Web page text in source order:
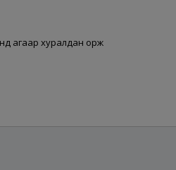
агаар хуралдан орж